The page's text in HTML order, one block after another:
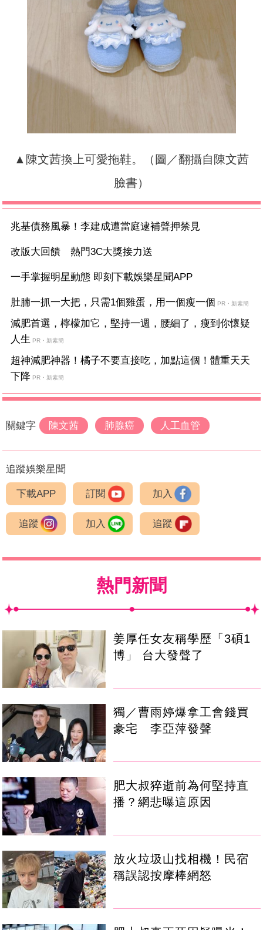
▲陳文茜換上可愛拖鞋。（圖／翻攝自陳文茜
臉書）
兆基債務風暴！李建成遭當庭逮補聲押禁見
改版大回饋 熱門3C大獎接力送
一手掌握明星動態 即刻下載娛樂星聞APP
肚腩一抓一大把，只需1個雞蛋，用一個瘦一個 PR・新素簡
減肥首選，檸檬加它，堅持一週，腰細了，瘦到你懷疑
人生 PR・新素簡
超神減肥神器！橘子不要直接吃，加點這個！體重天天
下降 PR・新素簡
關鍵字 陳文茜 肺腺癌 人工血管
追蹤娛樂星聞
下載APP 訂閱 加入
追蹤 加入 追蹤
熱門新聞
姜厚任女友稱學歷「3碩1
博」 台大發聲了
獨／曹雨婷爆拿工會錢買
豪宅 李亞萍發聲
肥大叔猝逝前為何堅持直
播？網悲曝這原因
放火垃圾山找相機！民宿
稱誤認按摩棒網怒